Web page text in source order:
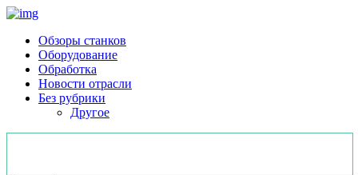
Обзоры станков
Оборудование
Обработка
Новости отрасли
Без рубрики
Другое